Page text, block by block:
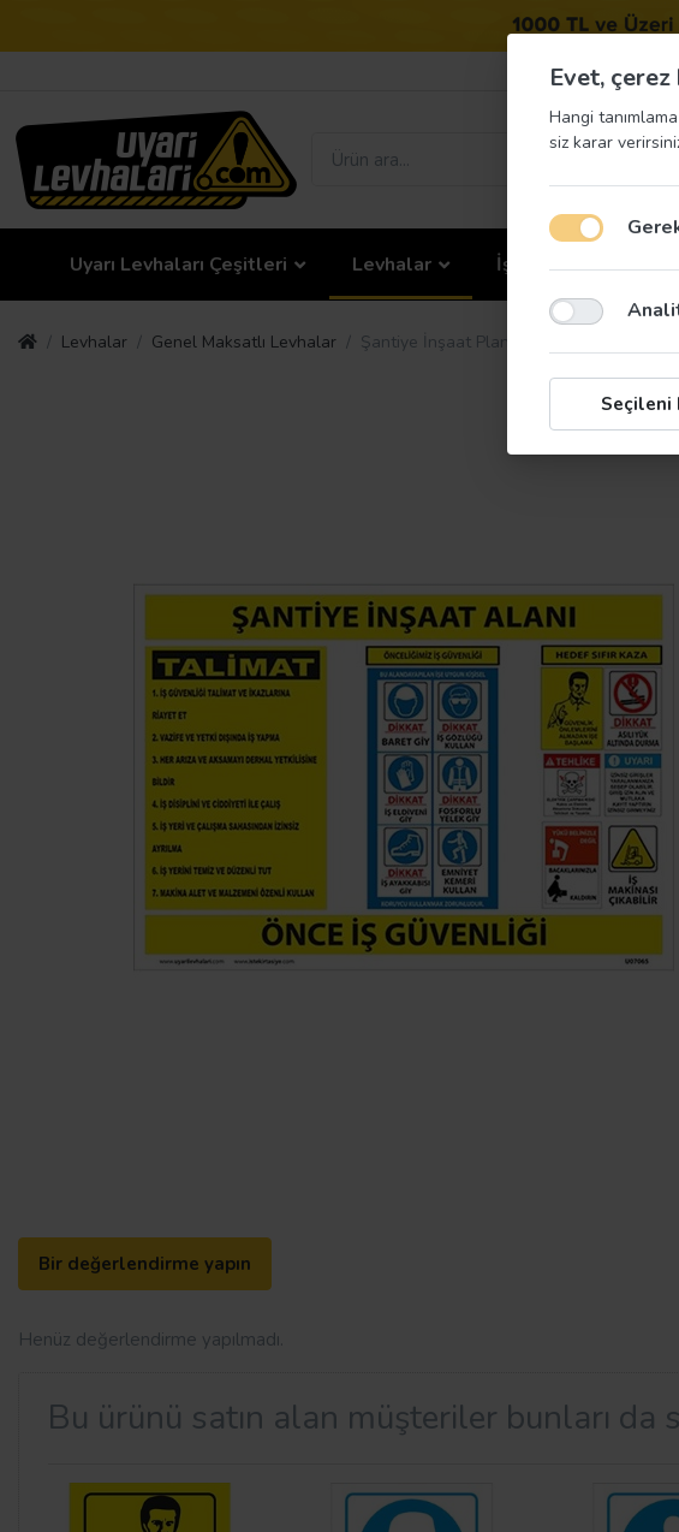
Uyarı Levhaları Çeşitleri Levhalar İş Güvenliği
Levhalar Genel Maksatlı Levhalar Şantiye İnşaat Planı Uyarı Levhası
Bir değerlendirme yapın
Henüz değerlendirme yapılmadı.
Bu ürünü satın alan müşteriler bunları da
Evet,
Hangi
siz karar
Seçileni